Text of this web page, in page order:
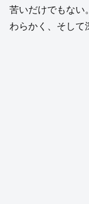
苦いだけでもない
わらかく、そして